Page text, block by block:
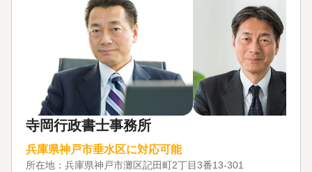
寺岡行政書士事務所
兵庫県神戸市垂水区に対応可能
所在地： 兵庫県神戸市灘区記田町2丁目3番13-301